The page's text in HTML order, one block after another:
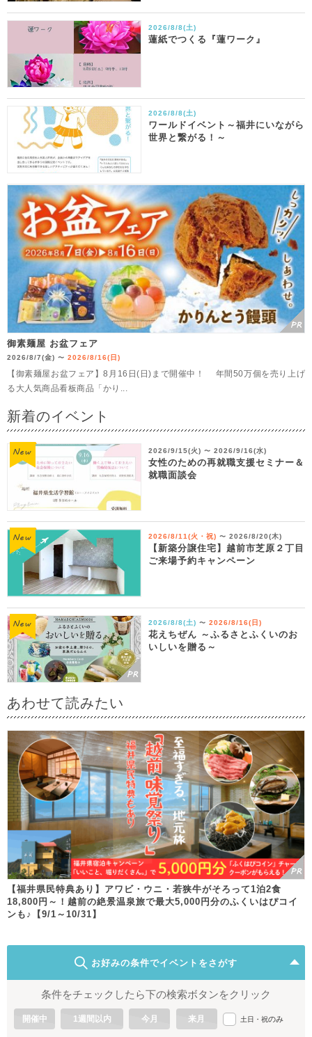
2026/8/8(土)
蓮紙でつくる『蓮ワーク』
2026/8/8(土)
ワールドイベント～福井にいながら
世界と繋がる！～
御素麺屋 お盆フェア
2026/8/7(金) 〜 2026/8/16(日)
【御素麺屋お盆フェア】8月16日(日)まで開催中！ 年間50万個を売り上げ
る大人気商品看板商品「かり...
新着のイベント
2026/9/15(火) 〜 2026/9/16(水)
女性のための再就職支援セミナー＆
就職面談会
2026/8/11(火・祝) 〜 2026/8/20(木)
【新築分譲住宅】越前市芝原２丁目
ご来場予約キャンペーン
2026/8/8(土) 〜 2026/8/16(日)
花えちぜん ～ふるさとふくいのお
いしいを贈る～
あわせて読みたい
【福井県民特典あり】アワビ・ウニ・若狭牛がそろって1泊2食
18,800円～！越前の絶景温泉旅で最大5,000円分のふくいはぴコイ
ンも♪【9/1～10/31】
お好みの条件でイベントをさがす
条件をチェックしたら下の検索ボタンをクリック
開催中 1週間以内 今月 来月 土日・祝のみ